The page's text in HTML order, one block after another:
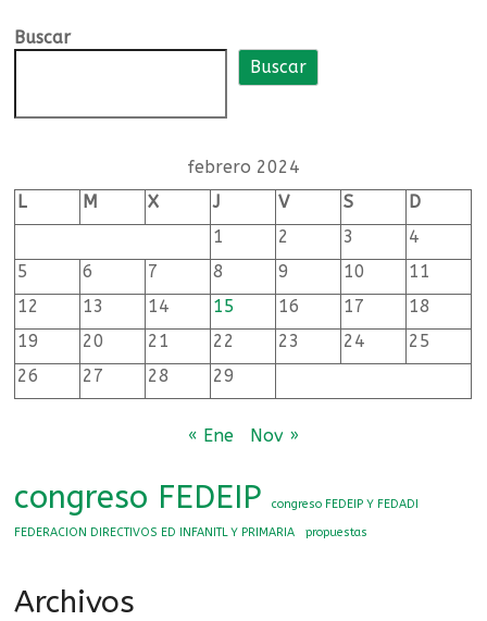
Federación
y
centros
públicos
educación
infantil
y
primaria
Buscar
Buscar
febrero 2024
L
M X J V S
D
1
2 3
4
5
6 7 8 9 10
11
12
13 14 15 16 17
18
19
20 21 22 23 24
25
26
27 28 29
« Ene Nov »
congreso FEDEIP
congreso FEDEIP Y FEDADI
FEDERACION DIRECTIVOS ED INFANITL Y PRIMARIA
propuestas
Archivos